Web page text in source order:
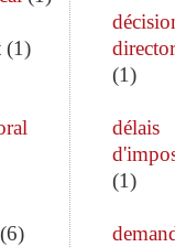
(1)
6)
(1)
délais
(1)